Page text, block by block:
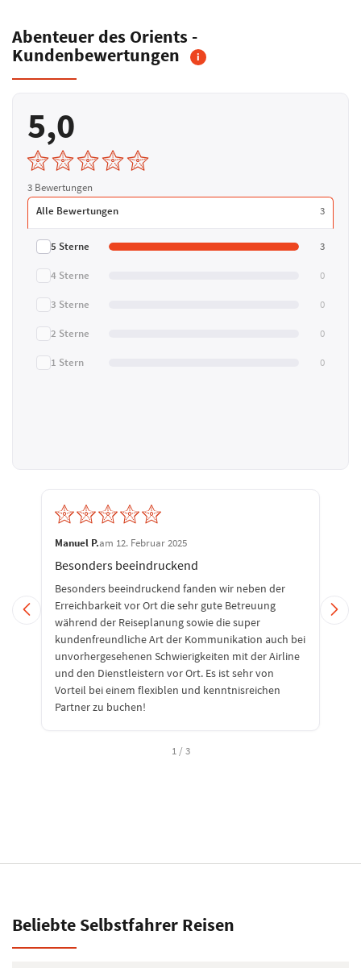
Abenteuer des Orients -
Kundenbewertungen
i
5,0
3 Bewertungen
Alle Bewertungen
3
5 Sterne 3
4 Sterne 0
3 Sterne 0
2 Sterne 0
1 Stern 0
Manuel P.am 12. Februar 2025
Besonders beeindruckend
Besonders beeindruckend fanden wir neben der
Erreichbarkeit vor Ort die sehr gute Betreuung
während der Reiseplanung sowie die super
kundenfreundliche Art der Kommunikation auch bei
unvorhergesehenen Schwierigkeiten mit der Airline
und den Dienstleistern vor Ort. Es ist sehr von
Vorteil bei einem flexiblen und kenntnisreichen
Partner zu buchen!
1 / 3
Beliebte Selbstfahrer Reisen